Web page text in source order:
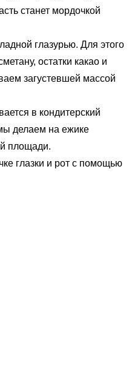
станет мордочкой
глазурью. Для этого
остатки какао и
загустевшей массой
в кондитерский
делаем на ежике
площади.
глазки и рот с помощью